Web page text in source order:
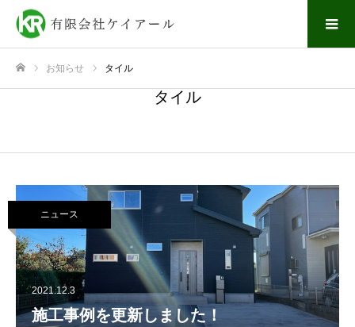
お知らせ タイル
タイル
ニュース
2021.12.3
施工事例を更新しました！